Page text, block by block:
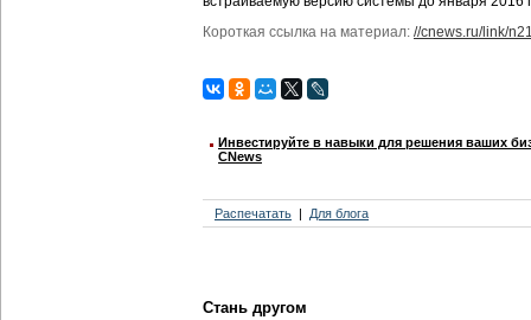
Короткая ссылка на материал: //cnews.ru/link/
Инвестируйте в навыки для решения ваших
CNews
Распечатать Для блога
Стань другом